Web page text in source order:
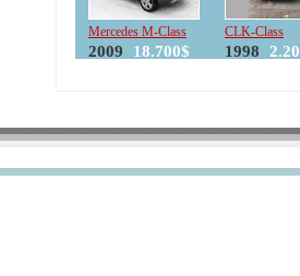
Mercedes M-Class
2009 18.700$
CLK-Class
1998